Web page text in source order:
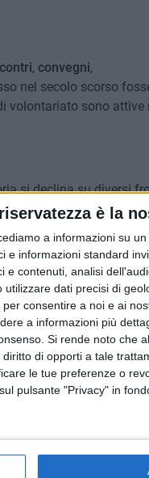
è la
a informazioni su
e informazioni standard
contenuti, analisi
dati precisi di
consentire a noi e ai
a informazioni più
Si rende noto che
di opporti a tale
le tue preferenze o
pulsante "Privacy" in
, convegni,
nel secolo scorso
volontariato sono attive
si declina su diversi
" a cura di
d'onorealla
in tasca" diFrancesco
comunale, giunto alla
artistico
" a Palazzo delle Arti